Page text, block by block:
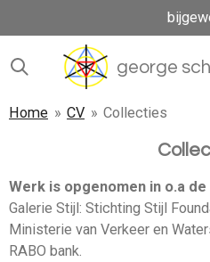
direct
naar
hoofdinhoud
george
Home » CV » Collecties
Werk is opgenomen in o.a
Galerie Stijl: Stichting Stijl
Ministerie van Verkeer en
RABO bank.